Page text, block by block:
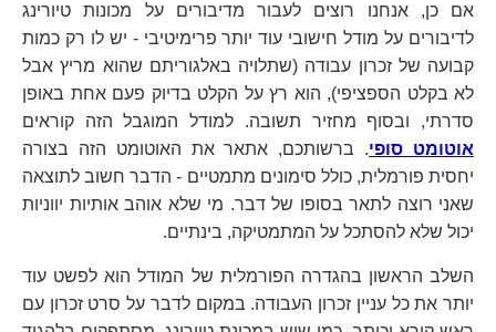
אם כן, אנחנו רוצים לעבור מדיבורים על מכונות טיורינג
לדיבורים על מודל חישובי עוד יותר פרימיטיבי - יש לו רק כמות
קבועה של זכרון עבודה (שתלויה באלגוריתם שהוא מריץ אבל
לא בקלט הספציפי), הוא רץ על הקלט בדיוק פעם אחת באופן
סדרתי, ובסוף מחזיר תשובה. למודל המוגבל הזה קוראים
אוטומט סופי. ברשותכם, אתאר את האוטומט הזה בצורה
יחסית פורמלית, כולל סימונים מתמטיים - הדבר חשוב לתוצאה
שאני רוצה לתאר בסופו של דבר. מי שלא אוהב אותיות יווניות
יכול שלא להסתכל על המתמטיקה, בינתיים.
השלב הראשון בהגדרה הפורמלית של המודל הוא לפשט עוד
יותר את כל עניין זכרון העבודה. במקום לדבר על סרט זכרון עם